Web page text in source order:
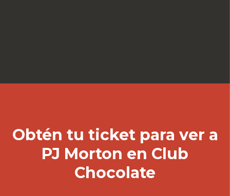
Obtén tu ticket para ver a
PJ Morton en Club
Chocolate